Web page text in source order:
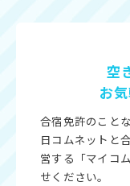
空
お
合宿免許のこと
日コムネットと
営する「マイコ
せください。